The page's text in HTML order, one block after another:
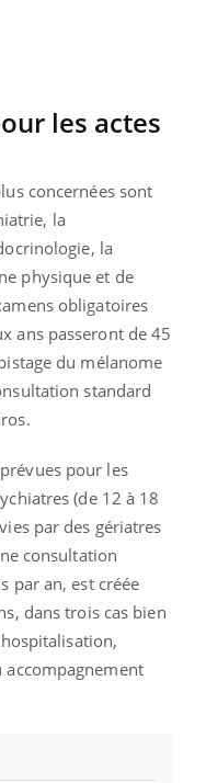
les actes
concernées sont
la
la
physique et de
obligatoires
ans passeront de 45
du mélanome
standard
pour les
(de 12 à 18
par des gériatres
consultation
par an, est créée
dans trois cas bien